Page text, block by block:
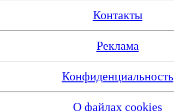
Контакты
Реклама
Конфиденциальность
О файлах cookies